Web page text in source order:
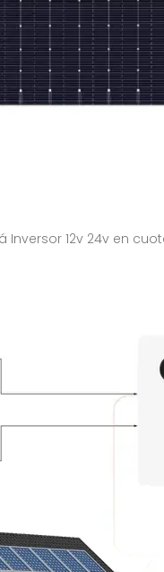
Inversor 12v 24v en